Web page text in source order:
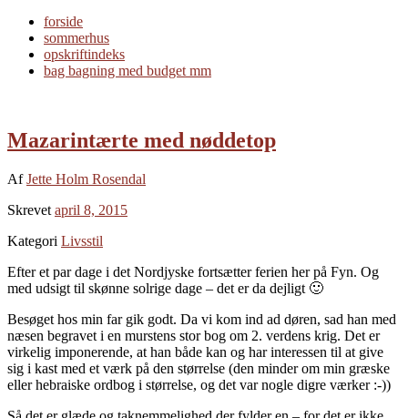
forside
sommerhus
opskriftindeks
bag bagning med budget mm
Mazarintærte med nøddetop
AfJette Holm Rosendal
Skrevet april 8, 2015
Kategori Livsstil
Efter et par dage i det Nordjyske fortsætter ferien her på Fyn. Og
med udsigt til skønne solrige dage – det er da dejligt 🙂
Besøget hos min far gik godt. Da vi kom ind ad døren, sad han med
næsen begravet i en murstens stor bog om 2. verdens krig. Det er
virkelig imponerende, at han både kan og har interessen til at give
sig i kast med et værk på den størrelse (den minder om min græske
eller hebraiske ordbog i størrelse, og det var nogle digre værker :-))